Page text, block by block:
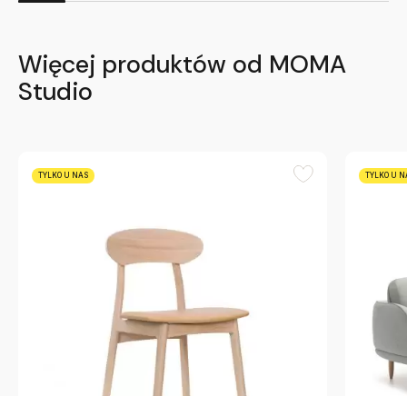
Więcej produktów od MOMA
Studio
TYLKO U NAS TYLKO U